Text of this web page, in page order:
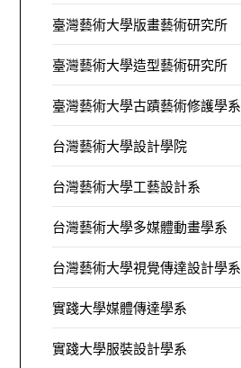
臺灣藝術大學版畫藝術研究所
臺灣藝術大學造型藝術研究所
臺灣藝術大學古蹟藝術修護學系
台灣藝術大學設計學院
台灣藝術大學工藝設計系
台灣藝術大學多媒體動畫學系
台灣藝術大學視覺傳達設計學系
實踐大學媒體傳達學系
實踐大學服裝設計學系